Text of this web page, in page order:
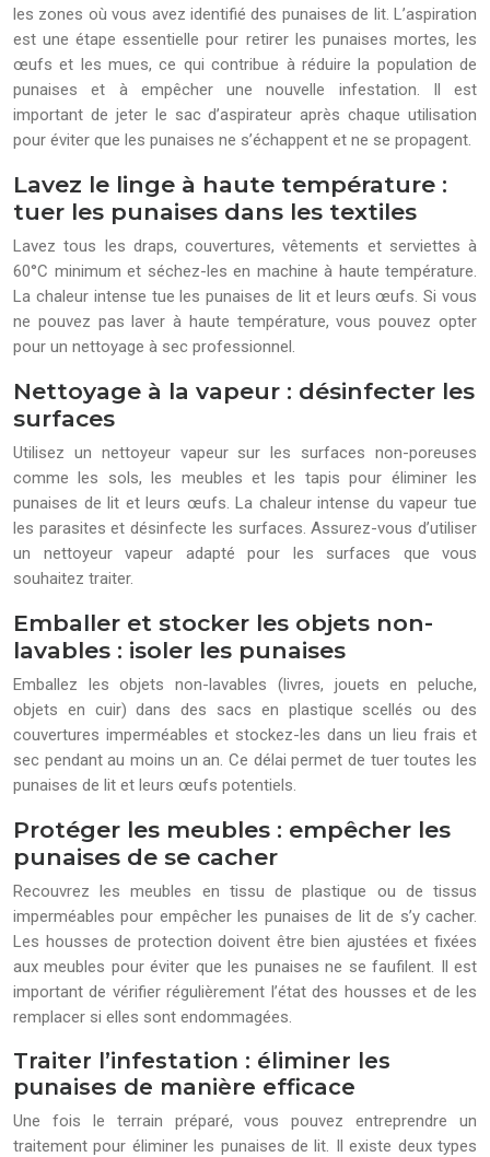
les zones où vous avez identifié des punaises de lit. L’aspiration
est une étape essentielle pour retirer les punaises mortes, les
œufs et les mues, ce qui contribue à réduire la population de
punaises et à empêcher une nouvelle infestation. Il est
important de jeter le sac d’aspirateur après chaque utilisation
pour éviter que les punaises ne s’échappent et ne se propagent.
Lavez le linge à haute température :
tuer les punaises dans les textiles
Lavez tous les draps, couvertures, vêtements et serviettes à
60°C minimum et séchez-les en machine à haute température.
La chaleur intense tue les punaises de lit et leurs œufs. Si vous
ne pouvez pas laver à haute température, vous pouvez opter
pour un nettoyage à sec professionnel.
Nettoyage à la vapeur : désinfecter les
surfaces
Utilisez un nettoyeur vapeur sur les surfaces non-poreuses
comme les sols, les meubles et les tapis pour éliminer les
punaises de lit et leurs œufs. La chaleur intense du vapeur tue
les parasites et désinfecte les surfaces. Assurez-vous d’utiliser
un nettoyeur vapeur adapté pour les surfaces que vous
souhaitez traiter.
Emballer et stocker les objets non-
lavables : isoler les punaises
Emballez les objets non-lavables (livres, jouets en peluche,
objets en cuir) dans des sacs en plastique scellés ou des
couvertures imperméables et stockez-les dans un lieu frais et
sec pendant au moins un an. Ce délai permet de tuer toutes les
punaises de lit et leurs œufs potentiels.
Protéger les meubles : empêcher les
punaises de se cacher
Recouvrez les meubles en tissu de plastique ou de tissus
imperméables pour empêcher les punaises de lit de s’y cacher.
Les housses de protection doivent être bien ajustées et fixées
aux meubles pour éviter que les punaises ne se faufilent. Il est
important de vérifier régulièrement l’état des housses et de les
remplacer si elles sont endommagées.
Traiter l’infestation : éliminer les
punaises de manière efficace
Une fois le terrain préparé, vous pouvez entreprendre un
traitement pour éliminer les punaises de lit. Il existe deux types